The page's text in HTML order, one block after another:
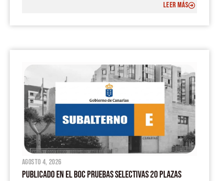
LEER MÁS
agosto 4, 2026
PUBLICADO EN EL BOC PRUEBAS SELECTIVAS 20 PLAZAS